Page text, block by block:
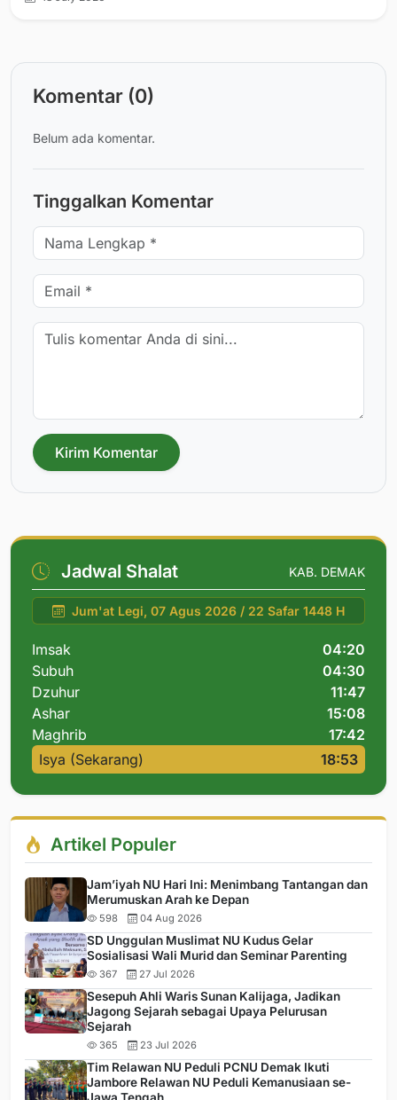
Komentar (0)
Belum ada komentar.
Tinggalkan Komentar
Kirim Komentar
Jadwal Shalat KAB. DEMAK
Jum'at Legi, 07 Agus 2026 / 22 Safar 1448 H
Imsak
04:20
Subuh
04:30
Dzuhur
11:47
Ashar
15:08
Maghrib
17:42
Isya (Sekarang)
18:53
Artikel Populer
Jam’iyah NU Hari Ini: Menimbang Tantangan dan
Merumuskan Arah ke Depan
598 04 Aug 2026
SD Unggulan Muslimat NU Kudus Gelar
Sosialisasi Wali Murid dan Seminar Parenting
367 27 Jul 2026
Sesepuh Ahli Waris Sunan Kalijaga, Jadikan
Jagong Sejarah sebagai Upaya Pelurusan
Sejarah
365 23 Jul 2026
Tim Relawan NU Peduli PCNU Demak Ikuti
Jambore Relawan NU Peduli Kemanusiaan se-